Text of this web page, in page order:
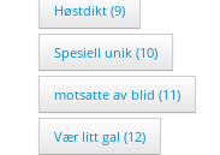
Høstdikt (9)
Spesiell unik (10)
motsatte av blid (11)
Vær litt gal (12)